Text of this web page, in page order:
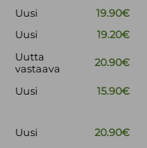
Uusi
19.90€
Uusi
19.20€
Uutta
vastaava
20.90€
Uusi
15.90€
Uusi 20.90€